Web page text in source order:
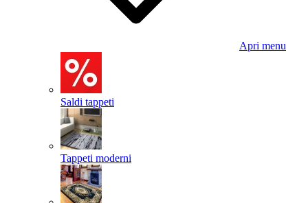
Apri menu
Saldi tappeti
Tappeti moderni